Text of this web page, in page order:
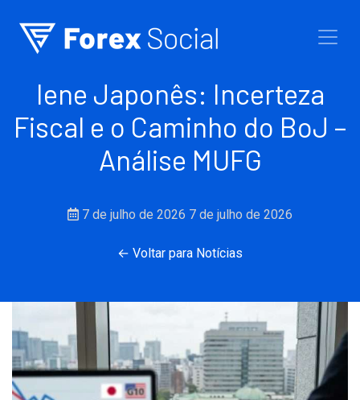
Iene Japonês: Incerteza
Fiscal e o Caminho do BoJ –
Análise MUFG
7 de julho de 2026 7 de julho de 2026
← Voltar para Notícias